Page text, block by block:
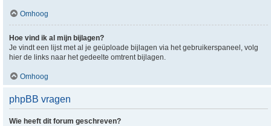
Omhoog
Hoe vind ik al mijn bijlagen?
Je vindt een lijst met al je geüploade bijlagen via het gebruikerspaneel, volg
hier de links naar het gedeelte omtrent bijlagen.
Omhoog
phpBB vragen
Wie heeft dit forum geschreven?